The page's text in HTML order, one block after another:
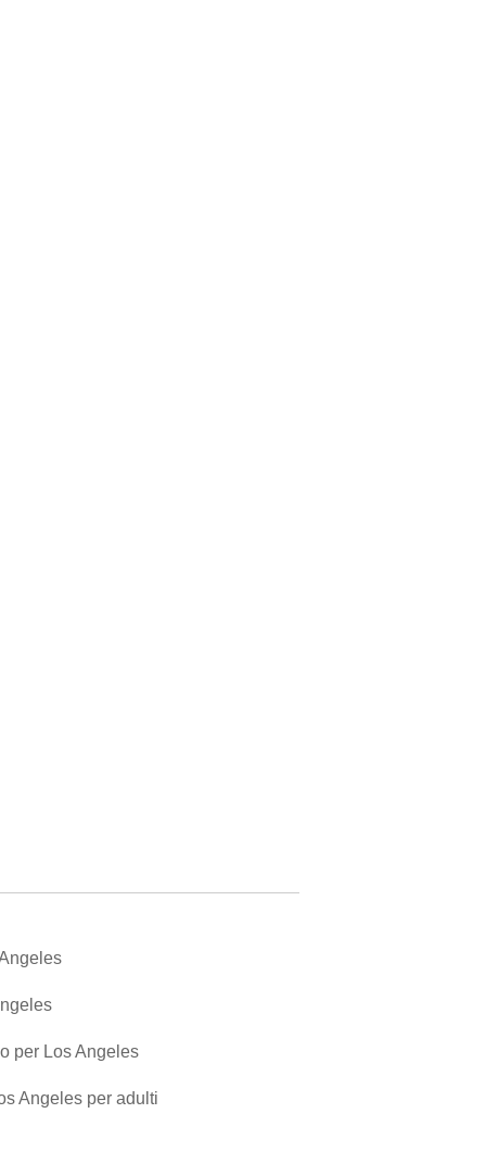
per Los Angeles
Angeles per adulti